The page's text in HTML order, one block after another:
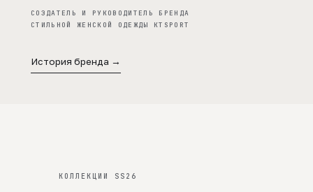
СОЗДАТЕЛЬ И РУКОВОДИТЕЛЬ БРЕНДА
СТИЛЬНОЙ ЖЕНСКОЙ ОДЕЖДЫ KTSPORT
История бренда →
КОЛЛЕКЦИИ SS26